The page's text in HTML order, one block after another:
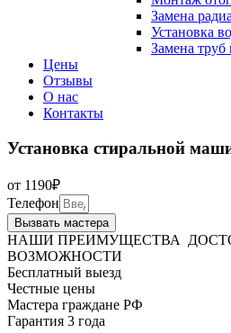
Замена
Установка
Замена труб
Цены
Отзывы
О нас
Контакты
Установка стиральной
от 1190₽
Телефон
Вызвать мастера
НАШИ ПРЕИМУЩЕСТВА
ВОЗМОЖНОСТИ
Бесплатный выезд
Честные цены
Мастера граждане РФ
Гарантия 3 года